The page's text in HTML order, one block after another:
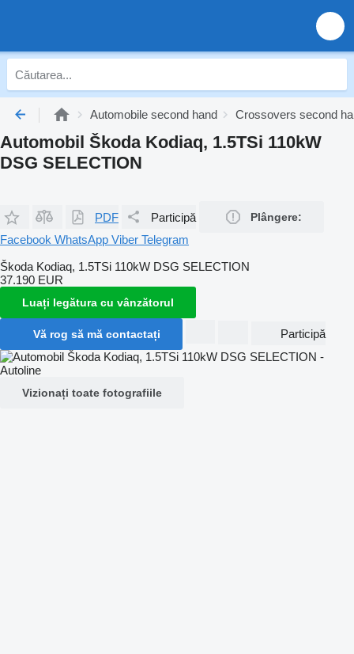
Automobile second hand Crossovers second
Automobil Škoda Kodiaq, 1.5TSi 110kW
DSG SELECTION
PDF Participă Plângere:
Facebook WhatsApp Viber Telegram
Škoda Kodiaq, 1.5TSi 110kW DSG SELECTION
37.190 EUR
Luați legătura cu vânzătorul
Vă rog să mă contactați Participă
Vizionați toate fotografiile